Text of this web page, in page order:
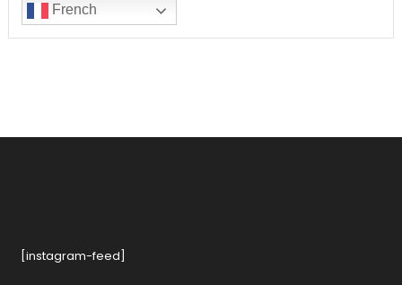
French
[instagram-feed]